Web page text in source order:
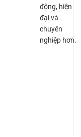
động, hiện
đại và
chuyên
nghiệp hơn.